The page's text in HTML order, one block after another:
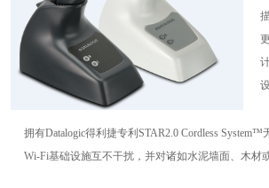
拥有Datalogic得利捷专利STAR2.0 Cordless
Wi-Fi基础设施互不干扰，并对诸如水泥墙面、木材